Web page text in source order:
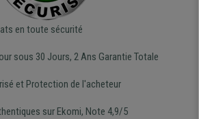
en toute sécurité
sous 30 Jours, 2 Ans Garantie Totale
et Protection de l'acheteur
sur Ekomi, Note 4,9/5